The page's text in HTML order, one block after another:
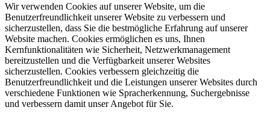
Wir verwenden Cookies auf unserer Website, um die
Benutzerfreundlichkeit unserer Website zu verbessern und
sicherzustellen, dass Sie die bestmögliche Erfahrung auf unserer
Website machen. Cookies ermöglichen es uns, Ihnen
Kernfunktionalitäten wie Sicherheit, Netzwerkmanagement
bereitzustellen und die Verfügbarkeit unserer Websites
sicherzustellen. Cookies verbessern gleichzeitig die
Benutzerfreundlichkeit und die Leistungen unserer Websites durch
verschiedene Funktionen wie Spracherkennung, Suchergebnisse
und verbessern damit unser Angebot für Sie.